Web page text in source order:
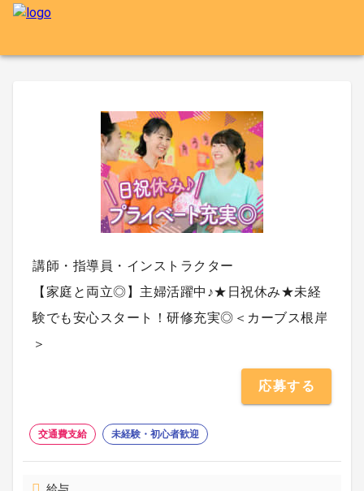
講師・指導員・インストラクター
【家庭と両立◎】主婦活躍中♪★日祝休み★未経
験でも安心スタート！研修充実◎＜カーブス根岸
＞
応募する
交通費支給 未経験・初心者歓迎